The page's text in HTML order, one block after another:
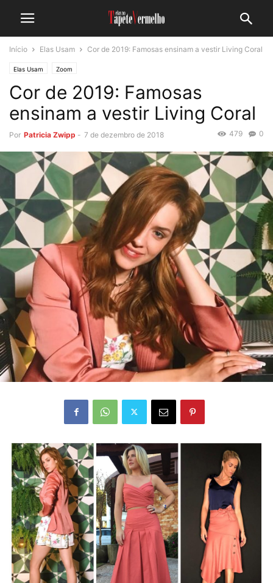
Início Elas Usam Cor de 2019: Famosas ensinam a vestir Living Coral
Elas Usam Zoom
Cor de 2019: Famosas
ensinam a vestir Living Coral
Por Patricia Zwipp - 7 de dezembro de 2018 0
479